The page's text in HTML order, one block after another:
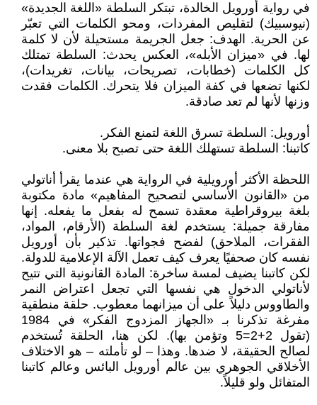
في رواية أورويل الخالدة، تبتكر السلطة «اللغة الجديدة»
(نيوسبيك) لتقليص المفردات، ومحو الكلمات التي تعبّر
عن الحرية. الهدف: جعل الجريمة مستحيلة لأن لا كلمة
لها. في «ميزان الأبله»، العكس يحدث: السلطة تمتلك
كل الكلمات (خطابات، تصريحات، بيانات، تغريدات)،
لكنها تضعها في كفة الميزان فلا يتحرك. الكلمات فقدت
وزنها لأنها لم تعد صادقة.
أورويل: السلطة تسرق اللغة لتمنع الفكر.
كاتبنا: السلطة تستهلك اللغة حتى تصبح بلا معنى.
اللحظة الأكثر أورويلية في الرواية هي عندما يقرأ أناتولي
من «القانون الأساسي لتصحيح المفاهيم» مادة مكتوبة
بلغة بيروقراطية معقدة تسمح له بفعل ما يفعله. إنها
مفارقة جميلة: يستخدم لغة السلطة (الأرقام، المواد،
الفقرات، الملاحق) لفضح فجواتها. تذكير بأن أورويل
نفسه كان صحفيًا يعرف كيف تعمل الآلة الإعلامية للدولة.
لكن كاتبنا يضيف لمسة ساخرة: المادة القانونية التي تتيح
لأناتولي الدخول هي نفسها التي تجعل اعتراض النمر
والطاووس دليلاً على أن ميزانهما معطوب. حلقة منطقية
مفرغة تذكرنا بـ «الجهاز المزدوج الفكر» في 1984
(تقول 2+2=5 وتؤمن بها). لكن هنا، الحلقة تُستخدم
لصالح الحقيقة، لا ضدها. وهذا – لو تأملته – هو الاختلاف
الأخلاقي الجوهري بين عالم أورويل البائس وعالم كاتبنا
المتفائل ولو قليلاً.